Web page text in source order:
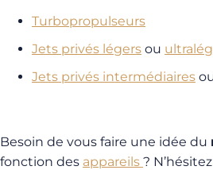
Turbopropulseurs
Jets privés légers ou
Jets privés intermédiaires
Besoin de vous faire une idée du
fonction des appareils ?